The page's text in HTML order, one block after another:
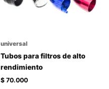
universal
Tubos para filtros de alto
rendimiento
$ 70.000